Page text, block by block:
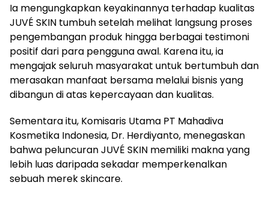
Ia mengungkapkan keyakinannya terhadap kualitas
JUVÉ SKIN tumbuh setelah melihat langsung proses
pengembangan produk hingga berbagai testimoni
positif dari para pengguna awal. Karena itu, ia
mengajak seluruh masyarakat untuk bertumbuh dan
merasakan manfaat bersama melalui bisnis yang
dibangun di atas kepercayaan dan kualitas.
Sementara itu, Komisaris Utama PT Mahadiva
Kosmetika Indonesia, Dr. Herdiyanto, menegaskan
bahwa peluncuran JUVÉ SKIN memiliki makna yang
lebih luas daripada sekadar memperkenalkan
sebuah merek skincare.